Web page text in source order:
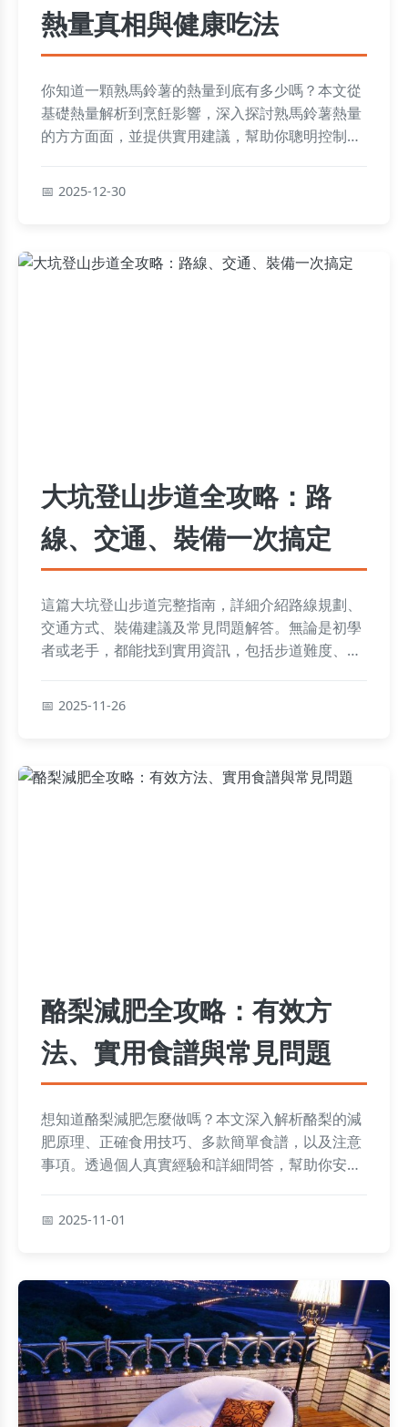
熱量真相與健康吃法
你知道一顆熟馬鈴薯的熱量到底有多少嗎？本文從
基礎熱量解析到烹飪影響，深入探討熟馬鈴薯熱量
的方方面面，並提供實用建議，幫助你聰明控制飲
2025-12-30
大坑登山步道全攻略：路
線、交通、裝備一次搞定
這篇大坑登山步道完整指南，詳細介紹路線規劃、
交通方式、裝備建議及常見問題解答。無論是初學
者或老手，都能找到實用資訊，包括步道難度、預
2025-11-26
酪梨減肥全攻略：有效方
法、實用食譜與常見問題
想知道酪梨減肥怎麼做嗎？本文深入解析酪梨的減
肥原理、正確食用技巧、多款簡單食譜，以及注意
事項。透過個人真實經驗和詳細問答，幫助你安全
2025-11-01